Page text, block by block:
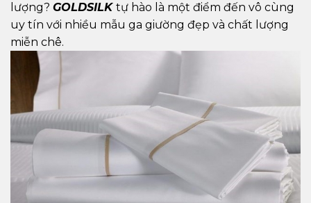
lượng? GOLDSILK tự hào là một điểm đến vô cùng
uy tín với nhiều mẫu ga giường đẹp và chất lượng
miễn chê.